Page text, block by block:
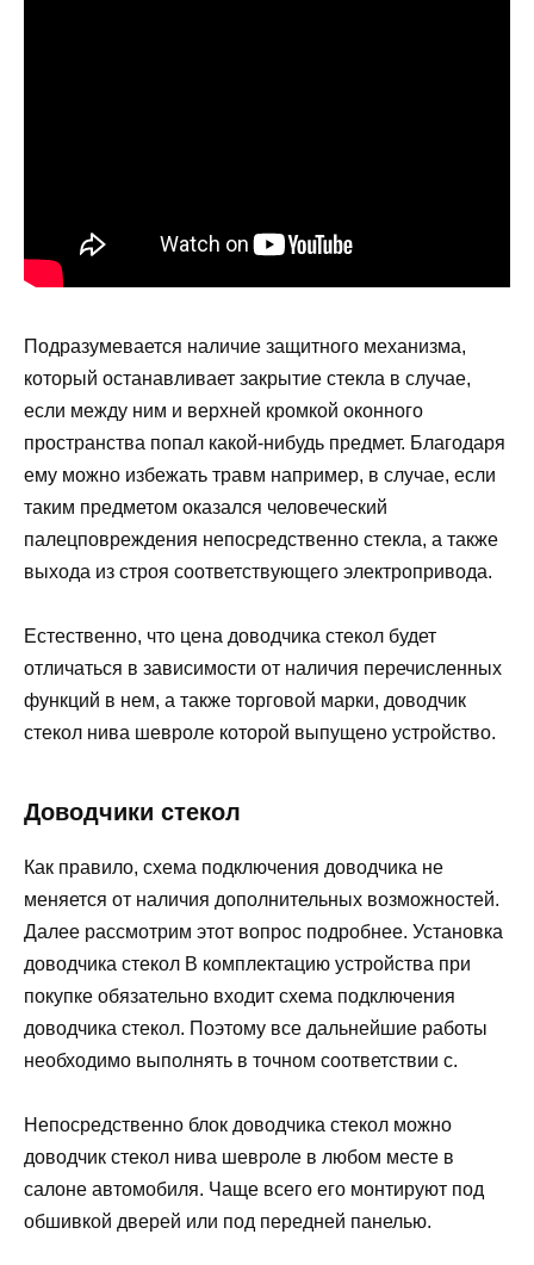
Подразумевается наличие защитного механизма,
который останавливает закрытие стекла в случае,
если между ним и верхней кромкой оконного
пространства попал какой-нибудь предмет. Благодаря
ему можно избежать травм например, в случае, если
таким предметом оказался человеческий
палецповреждения непосредственно стекла, а также
выхода из строя соответствующего электропривода.
Естественно, что цена доводчика стекол будет
отличаться в зависимости от наличия перечисленных
функций в нем, а также торговой марки, доводчик
стекол нива шевроле которой выпущено устройство.
Доводчики стекол
Как правило, схема подключения доводчика не
меняется от наличия дополнительных возможностей.
Далее рассмотрим этот вопрос подробнее. Установка
доводчика стекол В комплектацию устройства при
покупке обязательно входит схема подключения
доводчика стекол. Поэтому все дальнейшие работы
необходимо выполнять в точном соответствии с.
Непосредственно блок доводчика стекол можно
доводчик стекол нива шевроле в любом месте в
салоне автомобиля. Чаще всего его монтируют под
обшивкой дверей или под передней панелью.